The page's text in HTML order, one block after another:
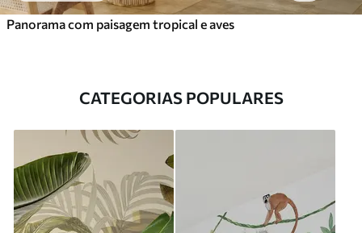
Panorama com paisagem tropical e aves
CATEGORIAS POPULARES